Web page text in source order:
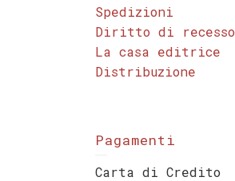
Spedizioni
Diritto di recesso
La casa editrice
Distribuzione
Pagamenti
Carta di Credito